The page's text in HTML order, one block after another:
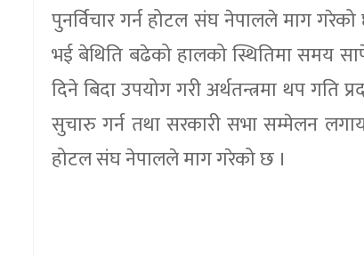
पुनर्विचार गर्न होटल संघ नेपालले माग
भई बेथिति बढेको हालको स्थितिमा समय
दिने बिदा उपयोग गरी अर्थतन्त्रमा थप गति
सुचारु गर्न तथा सरकारी सभा सम्मेलन
होटल संघ नेपालले माग गरेको छ ।